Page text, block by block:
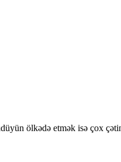
ölkədə etmək isə çox